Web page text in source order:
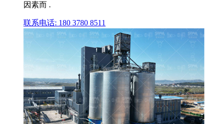
因素而 .
联系电话: 180 3780 8511